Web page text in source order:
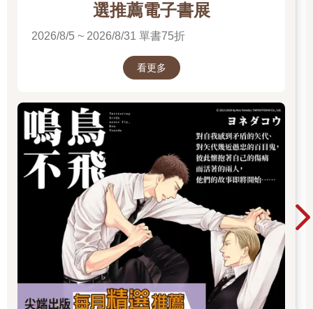
選推薦電子書展
2026/8/5 ~ 2026/8/31 單書75折
看更多